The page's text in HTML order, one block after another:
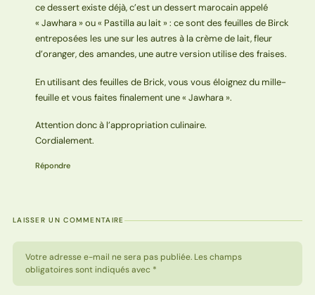
ce dessert existe déjà, c’est un dessert marocain appelé
« Jawhara » ou « Pastilla au lait » : ce sont des feuilles de Birck
entreposées les une sur les autres à la crème de lait, fleur
d’oranger, des amandes, une autre version utilise des fraises.
En utilisant des feuilles de Brick, vous vous éloignez du mille-
feuille et vous faites finalement une « Jawhara ».
Attention donc à l’appropriation culinaire.
Cordialement.
Répondre
LAISSER UN COMMENTAIRE
Votre adresse e-mail ne sera pas publiée. Les champs
obligatoires sont indiqués avec *